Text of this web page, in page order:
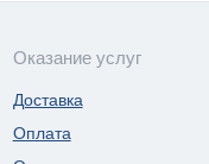
Оказание услуг
Доставка
Оплата